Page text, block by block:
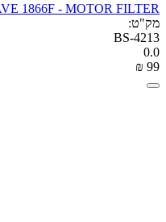
1866F - MOTOR FILTER
מק"ט:
BS-4213
0.0
₪ ‍99‍